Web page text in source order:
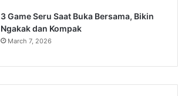
3 Game Seru Saat Buka Bersama, Bikin
Ngakak dan Kompak
March 7, 2026